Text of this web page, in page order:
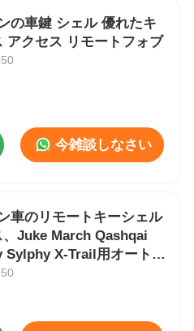
の車鍵 シェル 優れたキ
アクセス リモートフォブ
今雑談しなさい
車のリモートキーシェル
、Juke March Qashqai
Sylphy X-Trail用オートキ
シェル